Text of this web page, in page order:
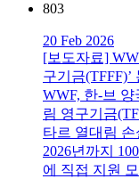
803
20 Feb 2026
[보도자료]
구기금(TFFF)’
WWF, 한-브
림 영구기금
타르 열대림
2026년까지
에 직접 지원